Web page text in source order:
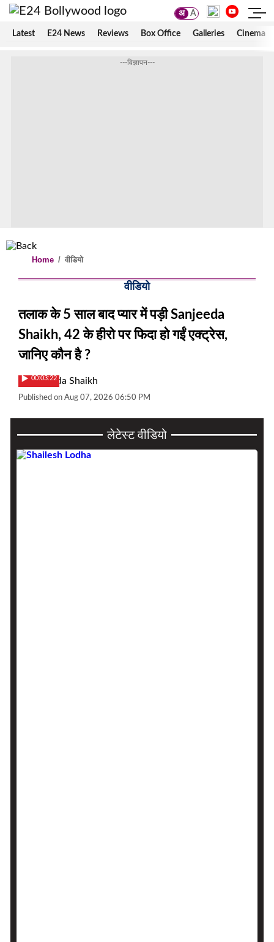
अ A
Latest E24 News Reviews Box Office Galleries Cinema
---विज्ञापन---
Home / वीडियो
वीडियो
तलाक के 5 साल बाद प्यार में पड़ी Sanjeeda
Shaikh, 42 के हीरो पर फिदा हो गईं एक्ट्रेस,
जानिए कौन है ?
00:03:22
Published on Aug 07, 2026 06:50 PM
लेटेस्ट वीडियो